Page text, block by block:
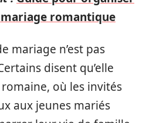
romantique
mariage n’est pas
disent qu’elle
où les invités
aux jeunes mariés